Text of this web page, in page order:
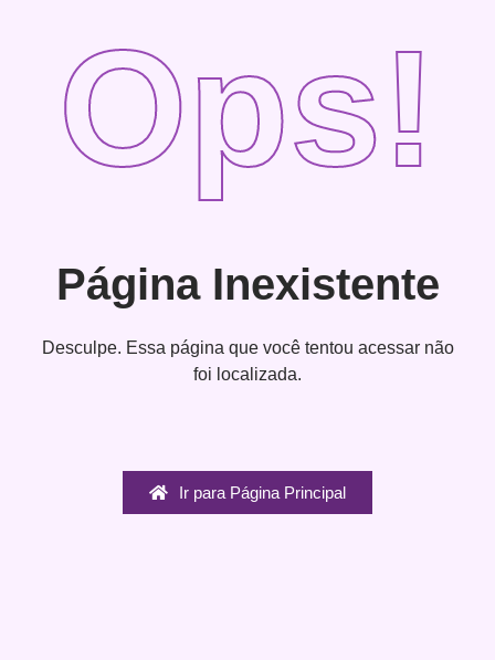
Ops!
Página Inexistente
Desculpe. Essa página que você tentou acessar não
foi localizada.
Ir para Página Principal